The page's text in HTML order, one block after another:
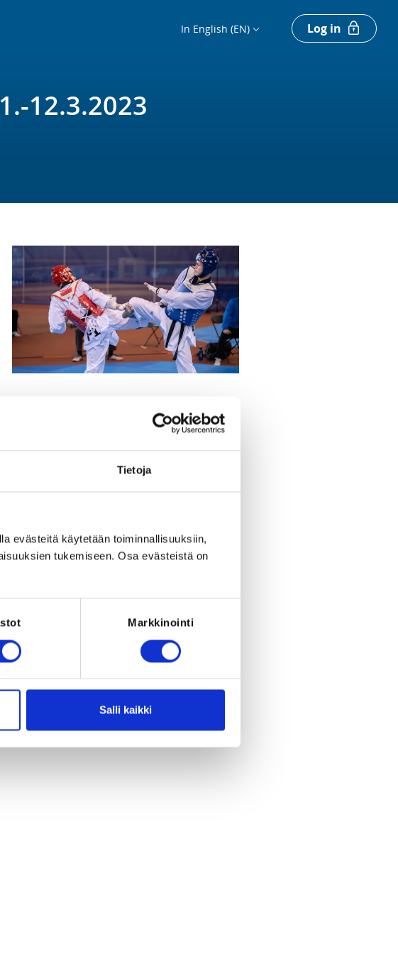
Tietoja
evästeitä käytetään toiminnallisuuksiin,
tukemiseen. Osa evästeistä on
Markkinointi
Salli kaikki
In English (EN) Log in
12.3.2023
Registration period ended onFr 10.3.2023